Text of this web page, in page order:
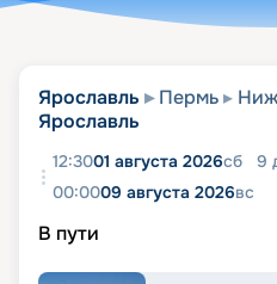
Ярославль Пермь
Ярославль
12:3001 августа 2026сб 9
00:0009 августа 2026вс
В пути